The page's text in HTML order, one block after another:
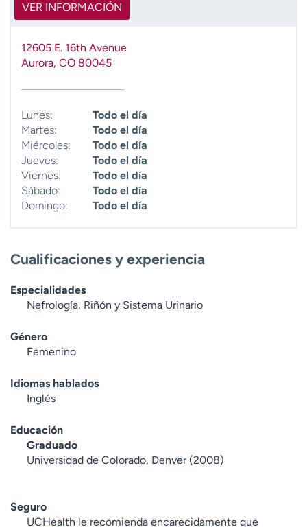
VER INFORMACIÓN
12605 E. 16th Avenue
Aurora, CO 80045
Lunes:
Todo el día
Martes:
Todo el día
Miércoles:
Todo el día
Jueves:
Todo el día
Viernes:
Todo el día
Sábado:
Todo el día
Domingo:
Todo el día
Cualificaciones y experiencia
Especialidades
Nefrología, Riñón y Sistema Urinario
Género
Femenino
Idiomas hablados
Inglés
Educación
Graduado
Universidad de Colorado, Denver (2008)
Seguro
UCHealth le recomienda encarecidamente que